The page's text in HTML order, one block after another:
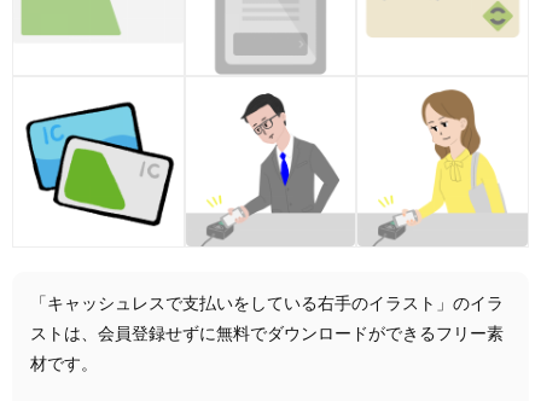
「キャッシュレスで支払いをしている右手のイラスト」のイラ
ストは、会員登録せずに無料でダウンロードができるフリー素
材です。